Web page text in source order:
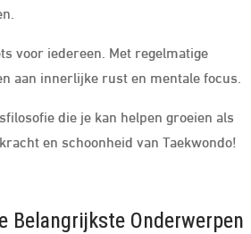
voor iedereen. Met regelmatige
aan innerlijke rust en mentale focus.
die je kan helpen groeien als
en schoonheid van Taekwondo!
Belangrijkste Onderwerpen